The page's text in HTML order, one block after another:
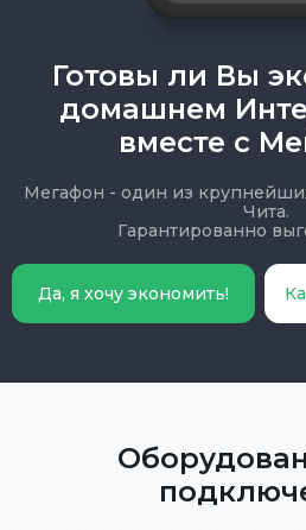
Готовы ли Вы
домашнем
вместе с
Мегафон - один из
Чита.
Гарантированно
Да, я хочу экономить!